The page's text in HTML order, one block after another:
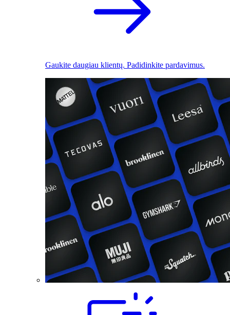
Gaukite daugiau klientų. Padidinkite pardavimus.